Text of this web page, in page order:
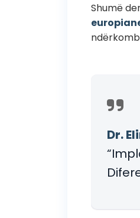
Shumë
Dr.